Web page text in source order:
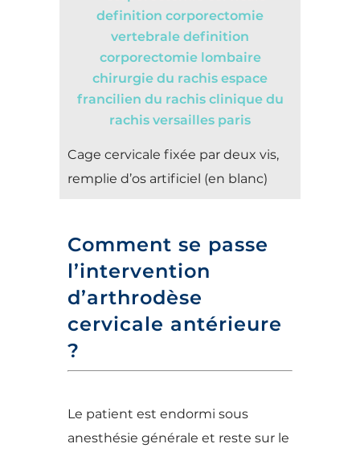
Cage cervicale fixée par deux vis,
remplie d’os artificiel (en blanc)
Comment se passe
l’intervention
d’arthrodèse
cervicale antérieure
?
Le patient est endormi sous
anesthésie générale et reste sur le